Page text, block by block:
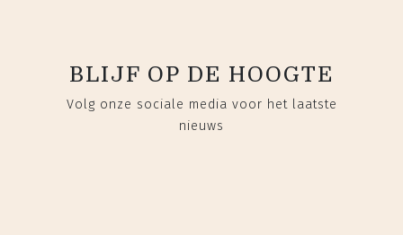
BLIJF OP DE HOOGTE
Volg onze sociale media voor het laatste
nieuws